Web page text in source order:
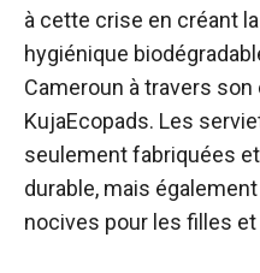
à cette crise en créant
hygiénique
Cameroun à travers
KujaEcopads. Les
seulement fabriquées
durable, mais
nocives pour les filles